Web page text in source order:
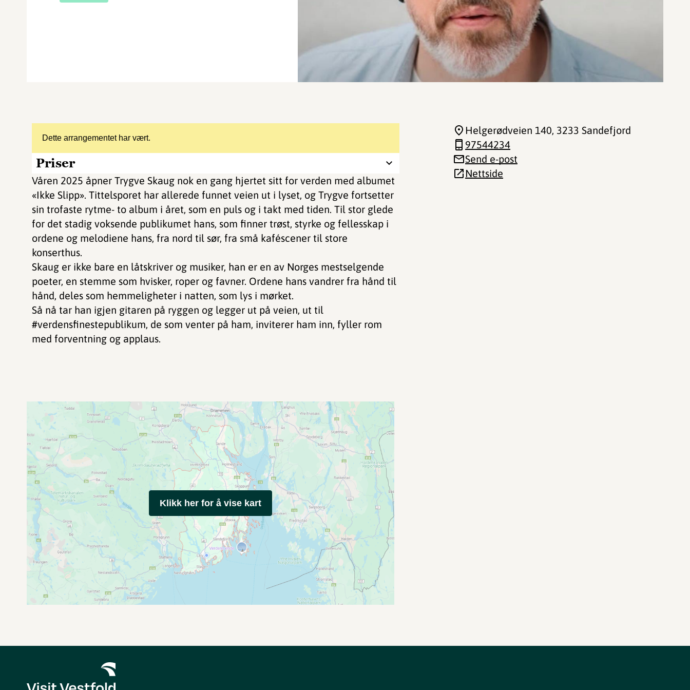
Dette arrangementet har vært.
Priser
Våren 2025 åpner Trygve Skaug nok en gang hjertet sitt for verden med albumet
«Ikke Slipp». Tittelsporet har allerede funnet veien ut i lyset, og Trygve fortsetter
sin trofaste rytme- to album i året, som en puls og i takt med tiden. Til stor glede
for det stadig voksende publikumet hans, som finner trøst, styrke og fellesskap i
ordene og melodiene hans, fra nord til sør, fra små kaféscener til store
konserthus.
Skaug er ikke bare en låtskriver og musiker, han er en av Norges mestselgende
poeter, en stemme som hvisker, roper og favner. Ordene hans vandrer fra hånd til
hånd, deles som hemmeligheter i natten, som lys i mørket.
Så nå tar han igjen gitaren på ryggen og legger ut på veien, ut til
#verdensfinestepublikum, de som venter på ham, inviterer ham inn, fyller rom
med forventning og applaus.
Helgerødveien 140, 3233 Sandefjord
97544234
Send e-post
Nettside
Klikk her for å vise kart